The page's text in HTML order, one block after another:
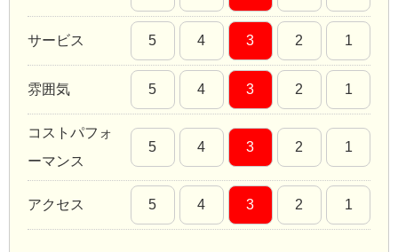
サービス 5 4 3 2 1
雰囲気 5 4 3 2 1
コストパフォ
ーマンス
5 4 3 2 1
アクセス 5 4 3 2 1